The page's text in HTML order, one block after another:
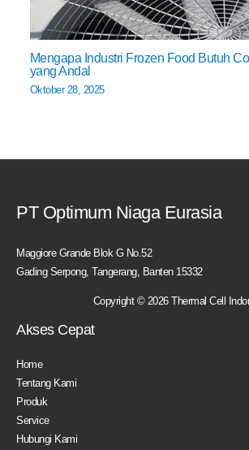
Mengapa Industri Frozen Food Butuh
yang Andal
Oktober 28, 2025
PT Optimum Niaga Eurasia
Maggiore Grande Blok G No.52
Gading Serpong, Tangerang, Banten 15332
Copyright © 2026 Thermal Cell
Akses Cepat
Home
Tentang Kami
Produk
Service
Hubungi Kami